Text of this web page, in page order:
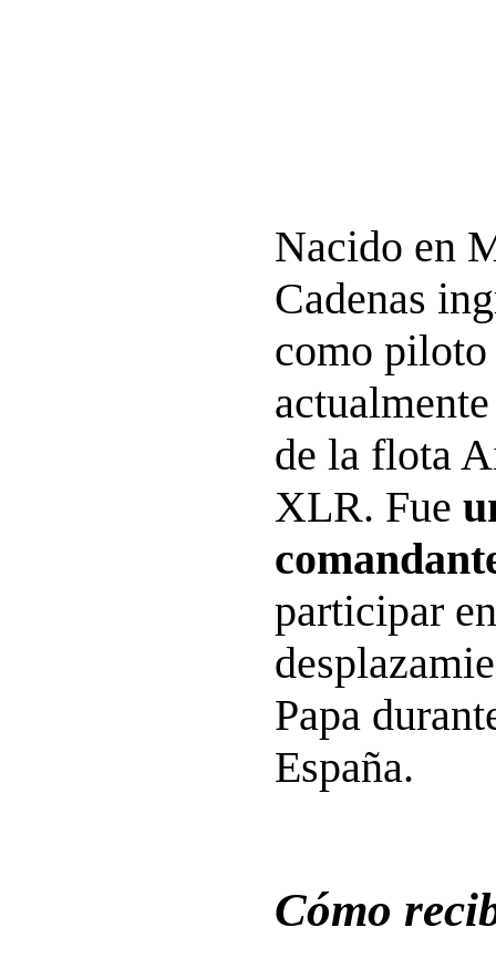
Nacido en
Cadenas
como
de la flota
XLR. Fue
participar
Papa
España.
Cómo